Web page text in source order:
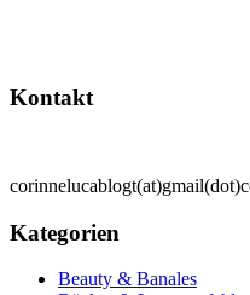
Kontakt
Kategorien
Beauty & Banales